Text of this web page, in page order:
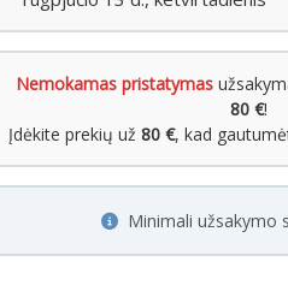
Nemokamas pristatymas
80 €!
Įdėkite prekių už80 €, kad
Minimali užsakymo